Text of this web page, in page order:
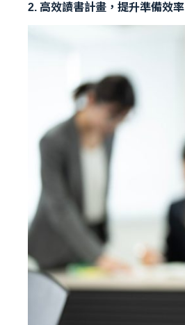
2. 高效讀書計畫，提升準備效率